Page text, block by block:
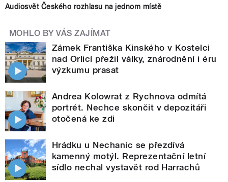
Audiosvět Českého rozhlasu na jednom místě
MOHLO BY VÁS ZAJÍMAT
Zámek Františka Kinského v Kostelci
nad Orlicí přežil války, znárodnění i éru
výzkumu prasat
Andrea Kolowrat z Rychnova odmítá
portrét. Nechce skončit v depozitáři
otočená ke zdi
Hrádku u Nechanic se přezdívá
kamenný motýl. Reprezentační letní
sídlo nechal vystavět rod Harrachů